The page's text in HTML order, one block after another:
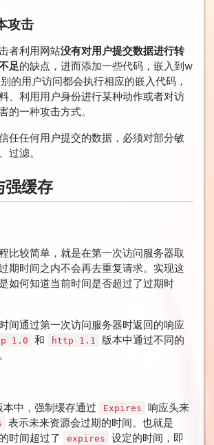
攻击
者利用网站没有对用户提交数据进行转
足的缺点，进而添加一些代码，嵌入到w
的用户访问都会执行相应的嵌入代码，
、利用用户身份进行某种动作或者对访
的一种攻击方式。
任任何用户提交的数据，必须对部分敏
过滤。
强缓存
比较简单，就是在第一次访问服务器取
期时间之内不会再去重复请求。实现这
如何知道当前时间是否超过了过期时
间通过第一次访问服务器时返回的响应
1.0 和 http 1.1
版本中通过不同的
本中，强制缓存通过 Expires
响应头来
表示未来资源会过期的时间。也就是
时间超过了
expires
设定的时间，即